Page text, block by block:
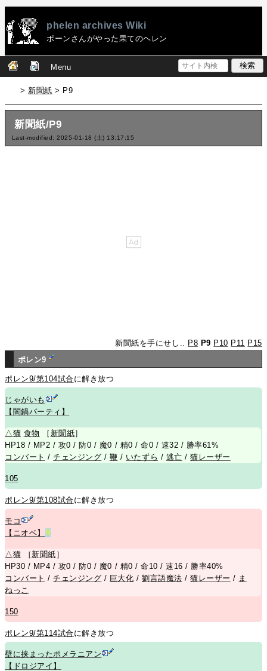
phelen archives Wiki
ポーンさんがやった果てのヘレン
Menu
> 新聞紙 > P9
新聞紙/P9
Last-modified: 2025-01-18 (土) 13:17:15
新聞紙を手にせし.. P8 P9 P10 P11 P15
ポレン9
ポレン9/第104試合に解き放つ
じゃがいも
【闇鍋パーティ】
△猫 食物 ［ 新聞紙］
HP18 / MP2 / 攻0 / 防0 / 魔0 / 精0 / 命0 / 速32 / 勝率61%
コンバート /チェンジング / 鞭 / いたずら / 逃亡 /猫レーザー
105
ポレン9/第108試合に解き放つ
モコ
【ニオベ】
R
△猫 ［ 新聞紙 ］
HP30 / MP4 / 攻0 / 防0 / 魔0 / 精0 / 命10 / 速16 / 勝率40%
コンバート /チェンジング / 巨大化 / 劉言語魔法 /猫レーザー / ま
ねっこ
150
ポレン9/第114試合に解き放つ
壁に挟まったポメラニアン
【ドロジアイ】